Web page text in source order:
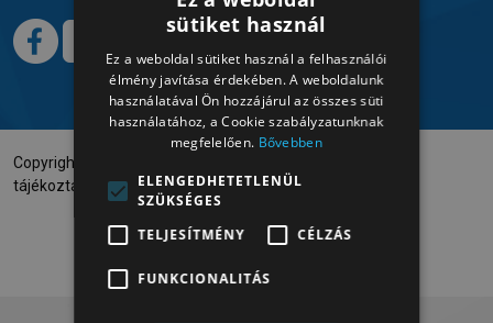
Copyright © 2023 Számadó Szoftver Kft. |
tájékoztató
HUNGARIAN
HUNGARIAN
sütiket használ
Ez a weboldal sütiket használ a felhasználói
élmény javítása érdekében. A weboldalunk
használatával Ön hozzájárul az összes süti
használatához, a Cookie szabályzatunknak
megfelelően. Bővebben
ELENGEDHETETLENÜL
SZÜKSÉGES
TELJESÍTMÉNY
CÉLZÁS
FUNKCIONALITÁS